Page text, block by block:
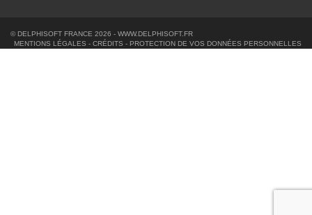
© DELPHISOFT FRANCE 2026 - WWW.DELPHISOFT.FR
MENTIONS LÉGALES - CRÉDITS - PROTECTION DE VOS DONNÉES PERSONNELLES